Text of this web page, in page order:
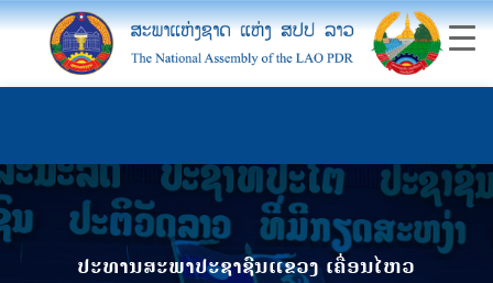
ປະທານສະພາປະຊາຊົນແຂວງ ເຄື່ອນໄຫວ